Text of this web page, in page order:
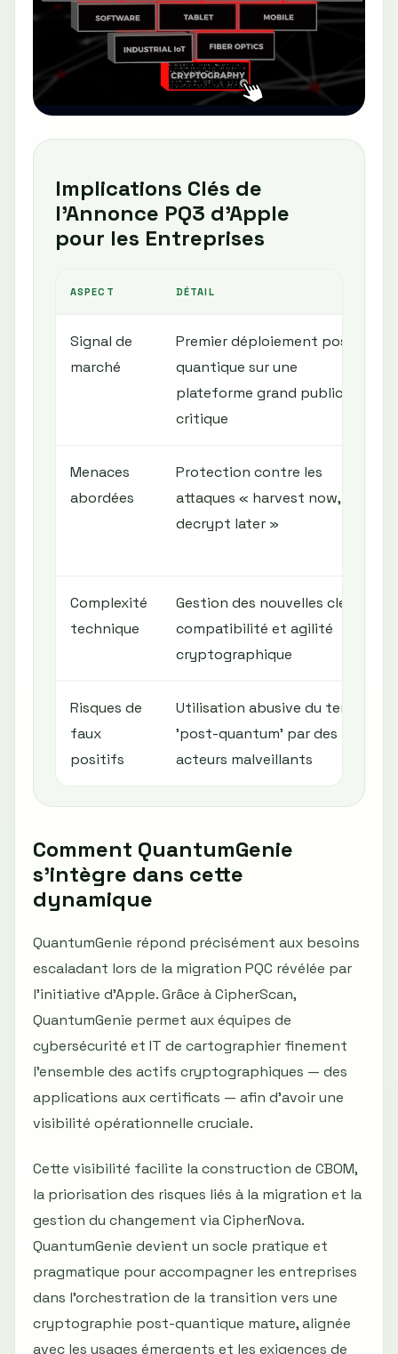
Implications Clés de
l’Annonce PQ3 d’Apple
pour les Entreprises
ASPECT DÉTAIL
Signal de
marché
Premier déploiement post-
quantique sur une
plateforme grand public
critique
Menaces
abordées
Protection contre les
attaques « harvest now,
decrypt later »
Complexité
technique
Gestion des nouvelles clés,
compatibilité et agilité
cryptographique
Risques de
faux
positifs
Utilisation abusive du terme
'post-quantum' par des
acteurs malveillants
Comment QuantumGenie
s’intègre dans cette
dynamique
QuantumGenie répond précisément aux besoins
escaladant lors de la migration PQC révélée par
l’initiative d’Apple. Grâce à CipherScan,
QuantumGenie permet aux équipes de
cybersécurité et IT de cartographier finement
l’ensemble des actifs cryptographiques — des
applications aux certificats — afin d'avoir une
visibilité opérationnelle cruciale.
Cette visibilité facilite la construction de CBOM,
la priorisation des risques liés à la migration et la
gestion du changement via CipherNova.
QuantumGenie devient un socle pratique et
pragmatique pour accompagner les entreprises
dans l’orchestration de la transition vers une
cryptographie post-quantique mature, alignée
avec les usages émergents et les exigences de